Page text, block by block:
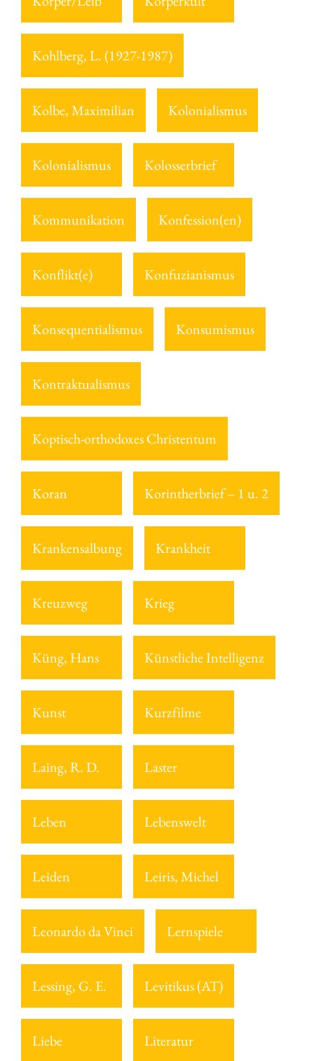
Kohlberg, L. (1927-1987)
Kolbe, Maximilian Kolonialismus
Kolonialismus Kolosserbrief
Kommunikation Konfession(en)
Konflikt(e) Konfuzianismus
Konsequentialismus Konsumismus
Kontraktualismus
Koptisch-orthodoxes Christentum
Koran Korintherbrief – 1 u. 2
Krankensalbung Krankheit
Kreuzweg Krieg
Küng, Hans Künstliche Intelligenz
Kunst Kurzfilme
Laing, R. D. Laster
Leben Lebenswelt
Leiden Leiris, Michel
Leonardo da Vinci Lernspiele
Lessing, G. E. Levitikus (AT)
Liebe Literatur